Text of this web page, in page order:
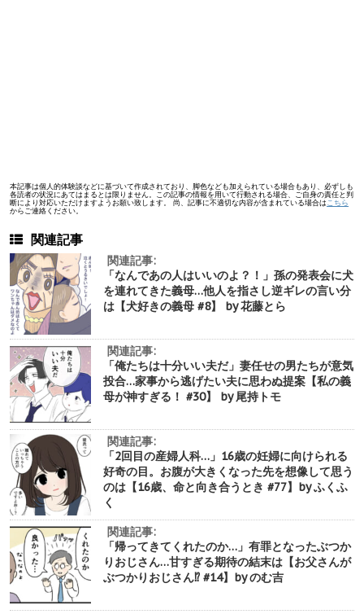
本記事は個人的体験談などに基づいて作成されており、脚色なども加えられている場合もあり、必ずしも
各読者の状況にあてはまるとは限りません。この記事の情報を用いて行動される場合、ご自身の責任と判
断により対応いただけますようお願い致します。 尚、記事に不適切な内容が含まれている場合はこちら
からご連絡ください。
関連記事
関連記事:
「なんであの人はいいのよ？！」孫の発表会に犬
を連れてきた義母…他人を指さし逆ギレの言い分
は【犬好きの義母 #8】 by 花藤とら
関連記事:
「俺たちは十分いい夫だ」妻任せの男たちが意気
投合…家事から逃げたい夫に思わぬ提案【私の義
母が神すぎる！ #30】 by 尾持トモ
関連記事:
「2回目の産婦人科…」16歳の妊婦に向けられる
好奇の目。お腹が大きくなった先を想像して思う
のは【16歳、命と向き合うとき #77】by ふくふ
く
関連記事:
「帰ってきてくれたのか…」有罪となったぶつか
りおじさん…甘すぎる期待の結末は【お父さんが
ぶつかりおじさん⁉︎ #14】by のむ吉